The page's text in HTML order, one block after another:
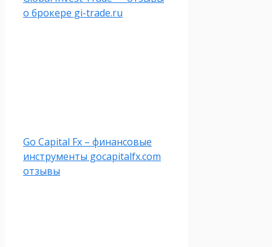
о брокере gi-trade.ru
Go Capital Fx – финансовые
инструменты gocapitalfx.com
отзывы